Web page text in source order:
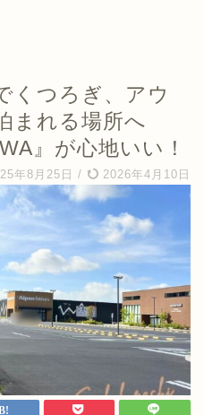
くつろぎ、アウ
まれる場所へ
』が心地いい！
年8月25日 / 2026年4月10日